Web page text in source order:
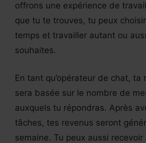
offrons une expérience de
que tu te trouves, tu peux
temps et travailler autant ou
souhaites.
En tant qu’opérateur de chat, ta
sera basée sur le nombre de
auxquels tu répondras. Après
tâches, tes revenus seront
semaine. Tu peux aussi